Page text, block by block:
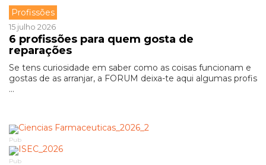
Profissões
15 julho 2026
6 profissões para quem gosta de
reparações
Se tens curiosidade em saber como as coisas funcionam e
gostas de as arranjar, a FORUM deixa-te aqui algumas profis
...
Pub
Pub